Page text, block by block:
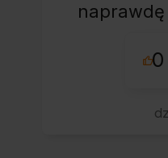
naprawdę
Jestem
0